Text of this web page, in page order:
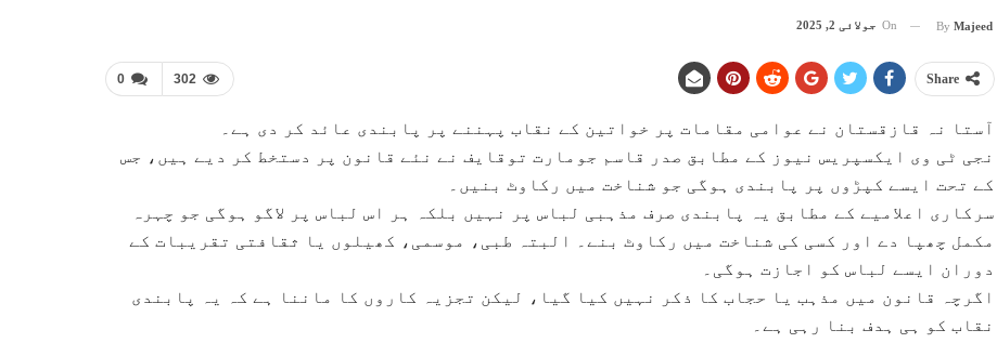
By Majeed
On جولائی 2, 2025
0 302 Share
آستا نہ قازقستان نے عوامی مقامات پر خواتین کے نقاب پہننے پر پابندی عائد کر دی ہے۔
نجی ٹی وی ایکسپریس نیوز کے مطابق صدر قاسم جومارت توقایف نے نئے قانون پر دستخط کر دیے ہیں، جس
کے تحت ایسے کپڑوں پر پابندی ہوگی جو شناخت میں رکاوٹ بنیں۔
سرکاری اعلامیے کے مطابق یہ پابندی صرف مذہبی لباس پر نہیں بلکہ ہر اس لباس پر لاگو ہوگی جو چہرہ
مکمل چھپا دے اور کسی کی شناخت میں رکاوٹ بنے۔ البتہ طبی، موسمی، کھیلوں یا ثقافتی تقریبات کے
دوران ایسے لباس کو اجازت ہوگی۔
اگرچہ قانون میں مذہب یا حجاب کا ذکر نہیں کیا گیا، لیکن تجزیہ کاروں کا ماننا ہے کہ یہ پابندی
نقاب کو ہی ہدف بنا رہی ہے۔